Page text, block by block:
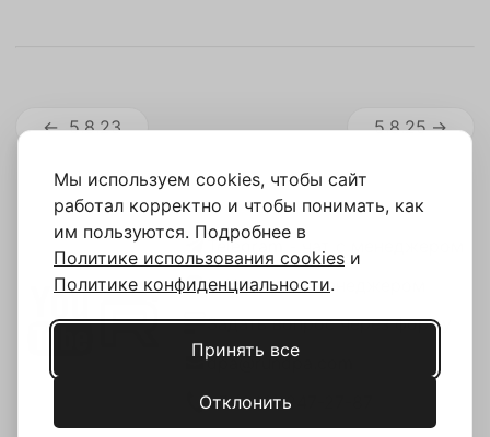
Мы используем cookies, чтобы сайт
работал корректно и чтобы понимать, как
им пользуются. Подробнее в
Политике использования cookies и
Политике конфиденциальности.
Принять все
Отклонить
5.8.23 5.8.25
Telegram - чат с менеджером
MAX - чат с менеджером
Задать вопрос через форму
dpa@rundpa.com
+7 (343) 247-27-87